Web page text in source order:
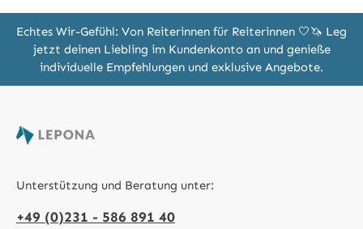
Echtes Wir-Gefühl: Von Reiterinnen für Reiterinnen 🤍🦄 Leg
jetzt deinen Liebling im Kundenkonto an und genieße
individuelle Empfehlungen und exklusive Angebote.
Unterstützung und Beratung unter:
+49 (0)231 - 586 891 40